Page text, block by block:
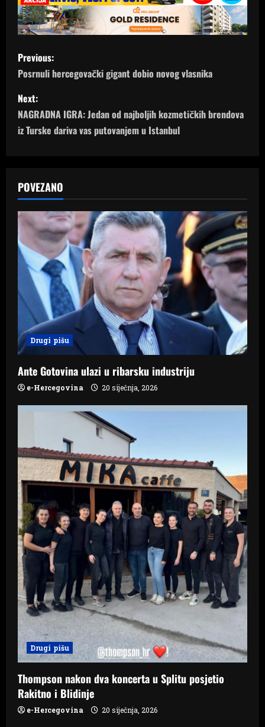
P
o
s
t
a
v
i
g
t
i
o
n
Previous:
Posrnuli hercegovački gigant dobio novog vlasnika
Next:
NAGRADNA IGRA: Jedan od najboljih kozmetičkih brendova
iz Turske dariva vas putovanjem u Istanbul
POVEZANO
Drugi pišu
Ante Gotovina ulazi u ribarsku industriju
e-Hercegovina 20 siječnja, 2026
Drugi pišu
Thompson nakon dva koncerta u Splitu posjetio
Rakitno i Blidinje
e-Hercegovina 20 siječnja, 2026